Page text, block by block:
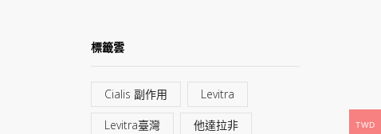
標籤雲
Cialis 副作用 Levitra
Levitra臺灣 他達拉非 TWD